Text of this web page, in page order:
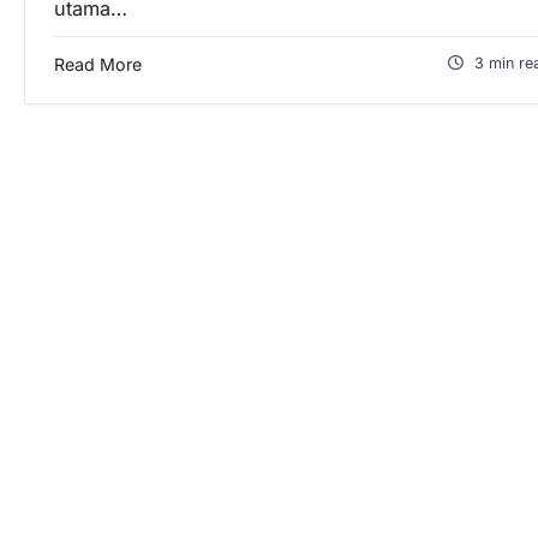
utama…
Read More 3 min